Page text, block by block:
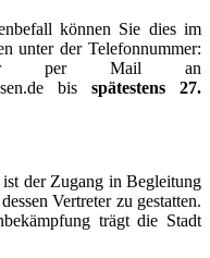
können Sie dies im
unter der Telefonnummer:
per Mail an
bis spätestens 27.
der Zugang in Begleitung
Vertreter zu gestatten.
trägt die Stadt